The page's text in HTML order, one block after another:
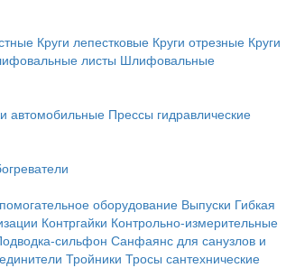
Круги лепестковые Круги отрезные Круги
листы Шлифовальные
автомобильные Прессы гидравлические
оборудование Выпуски Гибкая
Контргайки Контрольно-измерительные
сильфон Санфаянс для санузлов и
Тройники Тросы сантехнические